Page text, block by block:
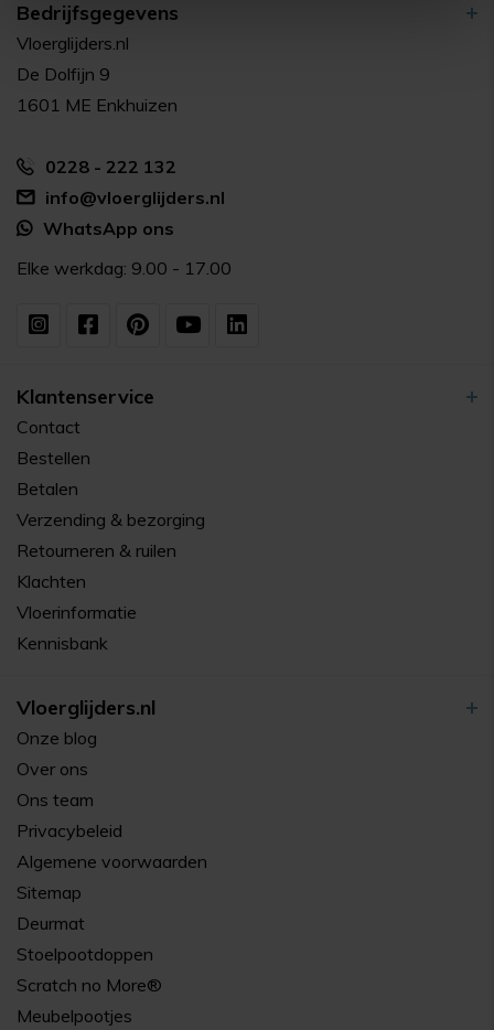
Bedrijfsgegevens
Vloerglijders.nl
De Dolfijn 9
1601 ME Enkhuizen
0228 - 222 132
info@vloerglijders.nl
WhatsApp ons
Elke werkdag: 9.00 - 17.00
Klantenservice
Contact
Bestellen
Betalen
Verzending & bezorging
Retourneren & ruilen
Klachten
Vloerinformatie
Kennisbank
Vloerglijders.nl
Onze blog
Over ons
Ons team
Privacybeleid
Algemene voorwaarden
Sitemap
Deurmat
Stoelpootdoppen
Scratch no More®
Meubelpootjes